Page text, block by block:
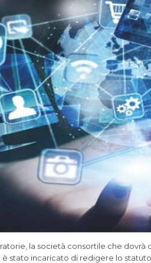
la società consortile che dovrà
stato incaricato di redigere lo